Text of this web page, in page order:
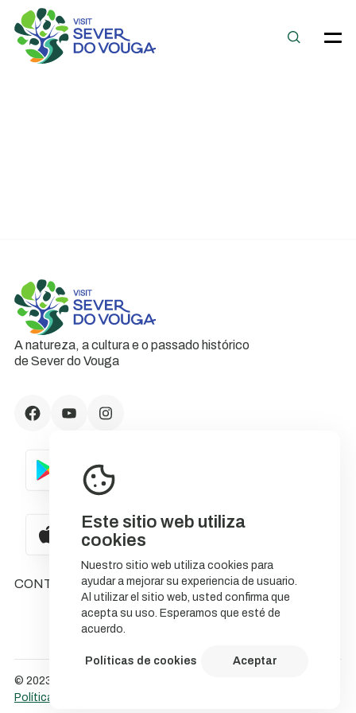
Este sitio web utiliza
cookies
Nuestro sitio web utiliza cookies para
ayudar a mejorar su experiencia de usuario.
Al utilizar el sitio web, usted confirma que
acepta su uso. Esperamos que esté de
acuerdo.
Políticas de cookies Aceptar
A natureza, a cultura e o passado histórico
de Sever do Vouga
CONTACTOS
© 2023 NatureStorytelling.
Política de Cookies